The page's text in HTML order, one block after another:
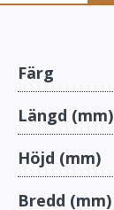
Färg
Längd (mm)
Höjd (mm)
Bredd (mm)